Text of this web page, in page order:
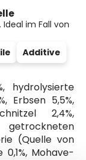
im Fall von
Additive
hydrolysierte
Erbsen 5,5%,
2,4%,
(Quelle von
0,1%, Mohave-